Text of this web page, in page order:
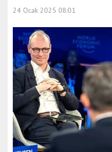
24 Ocak 2025 08:01